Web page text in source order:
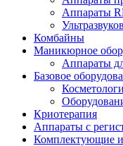
Аппараты
Комбайны
Маникюрное
Аппараты
Базовое
Криотерапия
Аппараты c
Комплектующие